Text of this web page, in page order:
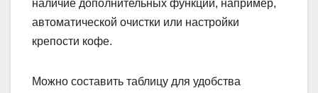
наличие дополнительных функций, например,
автоматической очистки или настройки
крепости кофе.
Можно составить таблицу для удобства